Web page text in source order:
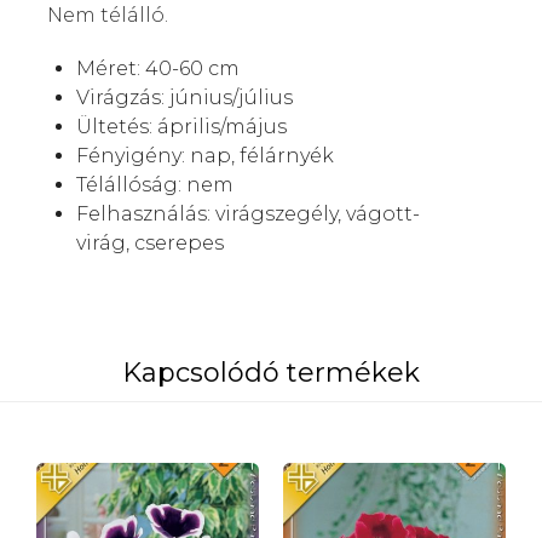
Nem télálló.
Méret: 40-60 cm
Virágzás: június/július
Ültetés: április/május
Fényigény: nap, félárnyék
Télállóság: nem
Felhasználás: virágszegély, vágott-
virág, cserepes
Kapcsolódó termékek